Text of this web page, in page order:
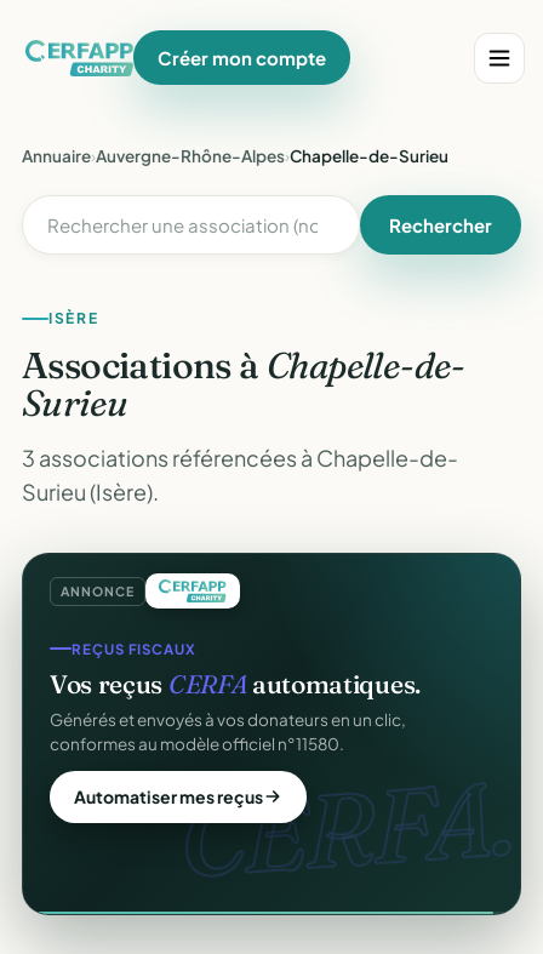
Créer mon compte
Annuaire›Auvergne-Rhône-Alpes›Chapelle-de-Surieu
Rechercher
ISÈRE
Associations à Chapelle-de-
Surieu
3 associations référencées à Chapelle-de-
Surieu (Isère).
ANNONCE
GESTION D'ASSOCIATION
Gérez votre associationgratuitement
Membres, dons, événements, reçus — tout votre pilotage
au même endroit, sans rien payer.
Créer mon compte gratuitCERFA.
REÇUS FISCAUX
Vos reçus CERFAautomatiques.
Générés et envoyés à vos donateurs en un clic,
conformes au modèle officiel n°11580.
Automatiser mes reçus